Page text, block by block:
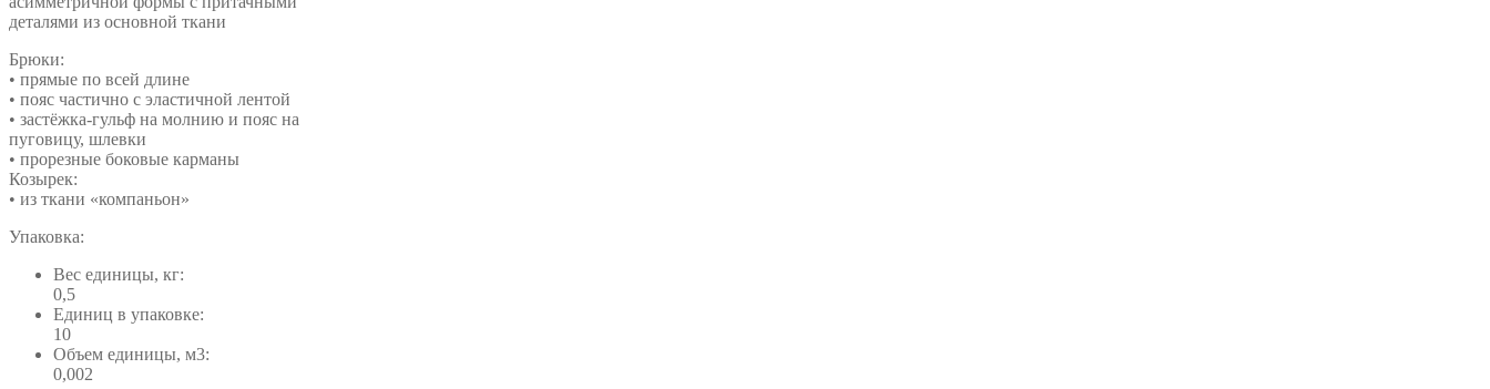
деталями из основной ткани
Брюки:
• прямые по всей длине
• пояс частично с эластичной лентой
• застёжка-гульф на молнию и пояс на
пуговицу, шлевки
• прорезные боковые карманы
Козырек:
• из ткани «компаньон»
Упаковка:
Вес единицы, кг:
0,5
Единиц в упаковке:
10
Объем единицы, м3:
0,002